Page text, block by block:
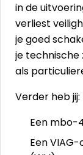
in de
verliest
je goed
je technische
als
Verder heb jij:
Een mbo-
Een